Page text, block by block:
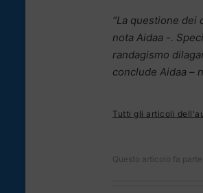
“La questione dei
nota Aidaa -.
randagismo
conclude Aidaa –
Tutti gli articoli
Questo articolo fa